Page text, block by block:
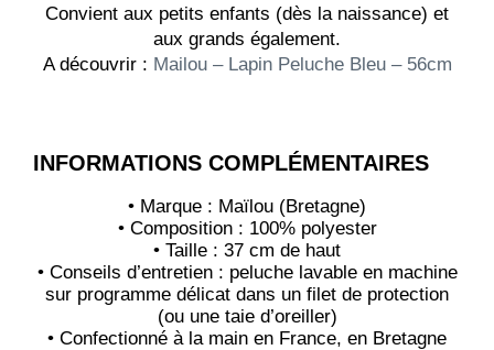
Convient aux petits enfants (dès la naissance) et
aux grands également.
A découvrir : Mailou – Lapin Peluche Bleu – 56cm
INFORMATIONS COMPLÉMENTAIRES
• Marque : Maïlou (Bretagne)
• Composition : 100% polyester
• Taille : 37 cm de haut
• Conseils d’entretien : peluche lavable en machine
sur programme délicat dans un filet de protection
(ou une taie d’oreiller)
• Confectionné à la main en France, en Bretagne